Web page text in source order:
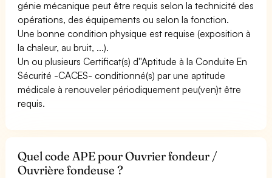
génie mécanique peut être requis selon la technicité des
opérations, des équipements ou selon la fonction.
Une bonne condition physique est requise (exposition à
la chaleur, au bruit, ...).
Un ou plusieurs Certificat(s) d''Aptitude à la Conduite En
Sécurité -CACES- conditionné(s) par une aptitude
médicale à renouveler périodiquement peu(ven)t être
requis.
Quel code APE pour Ouvrier fondeur /
Ouvrière fondeuse ?